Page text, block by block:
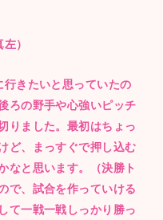
）
行きたいと思っていたの
ろの野手や心強いピッチ
りました。最初はちょっ
ど、まっすぐで押し込む
なと思います。（決勝ト
で、試合を作っていける
て一戦一戦しっかり勝っ